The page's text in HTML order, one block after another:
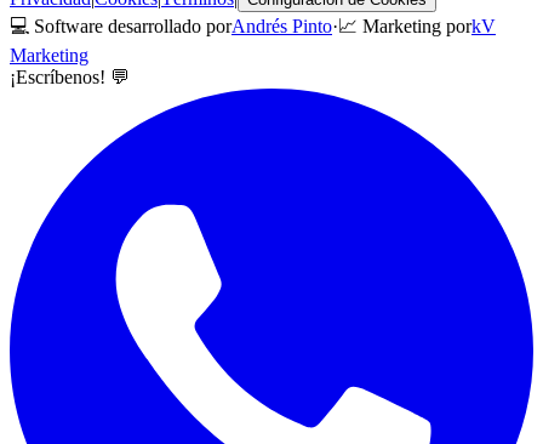
💻 Software desarrollado porAndrés Pinto·📈 Marketing porkV
Marketing
¡Escríbenos! 💬